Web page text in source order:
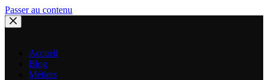
Passer au contenu
Accueil
Blog
Métiers